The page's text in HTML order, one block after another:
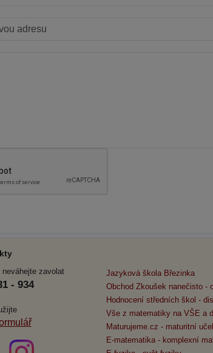
zavolat
- 934
Jazyková škola Březinka
Obchod Zkoušek nanečisto -
Hodnocení středních škol -
Vše z matematiky na VŠE a
Maturujeme.cz - maturitní
E-matematika - komplexní